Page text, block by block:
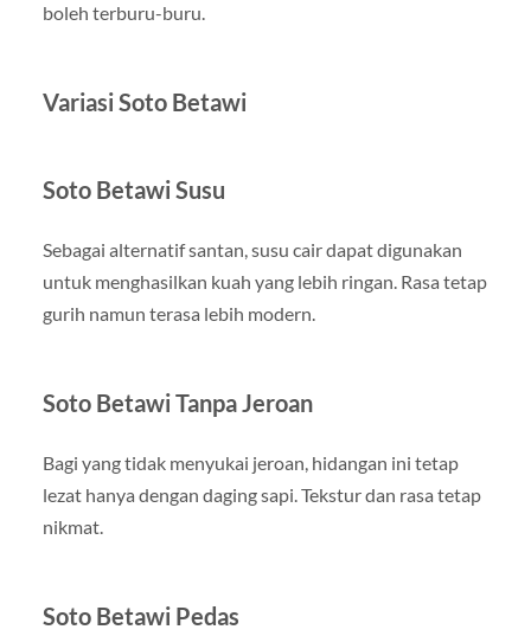
boleh terburu-buru.
Variasi Soto Betawi
Soto Betawi Susu
Sebagai alternatif santan, susu cair dapat digunakan
untuk menghasilkan kuah yang lebih ringan. Rasa tetap
gurih namun terasa lebih modern.
Soto Betawi Tanpa Jeroan
Bagi yang tidak menyukai jeroan, hidangan ini tetap
lezat hanya dengan daging sapi. Tekstur dan rasa tetap
nikmat.
Soto Betawi Pedas